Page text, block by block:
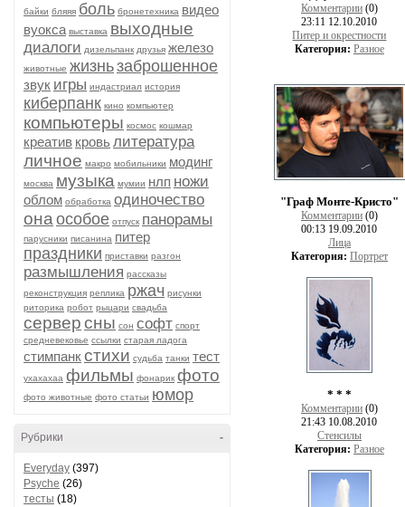
байки бляяя боль бронетехника видео
вуокса выставка выходные
диалоги дизельпанк друзья железо
животные жизньзаброшенное
звук игры индастриал история
киберпанк кино компьютер
компьютеры космос кошмар
креатив кровьлитература
личное макро мобильники модинг
москва музыка мумии нлп ножи
облом обработка одиночество
она особое отпуск панорамы
парусники писанина питер
праздники приставки разгон
размышления рассказы
реконструкция реплика ржач рисунки
риторика робот рыцари свадьба
серверсны сон софт спорт
средневековье ссылки старая ладога
стимпанкстихи судьба танки тест
ухахахаа фильмы фонарик фото
фото животные фото статьи юмор
-
Рубрики
Everyday (397)
Psyche (26)
тесты (18)
Комментарии (0)
23:11 12.10.2010
Питер и окрестности
Категория: Разное
"Граф Монте-Кристо"
Комментарии (0)
00:13 19.09.2010
Лица
Категория: Портрет
* * *
Комментарии (0)
21:43 10.08.2010
Стенсилы
Категория: Разное